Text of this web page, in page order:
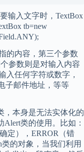
输入文字时，TextBox
tb=new
的内容，第三个参数
参数则是对输入内容
入任何字符或数字，
子邮件地址，等等
，本身是无法实体化的
类的使用。比如：
定），ERROR（错
的对象，当我们利用